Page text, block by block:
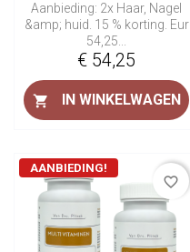
Aanbieding: 2x Haar, Nagel
&amp; huid. 15 % korting. Eur
54,25...
Prijs
€ 54,25
 IN WINKELWAGEN
AANBIEDING!
favorite_border